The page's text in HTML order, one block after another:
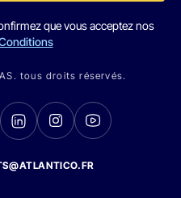
que vous acceptez nos
tous droits réservés.